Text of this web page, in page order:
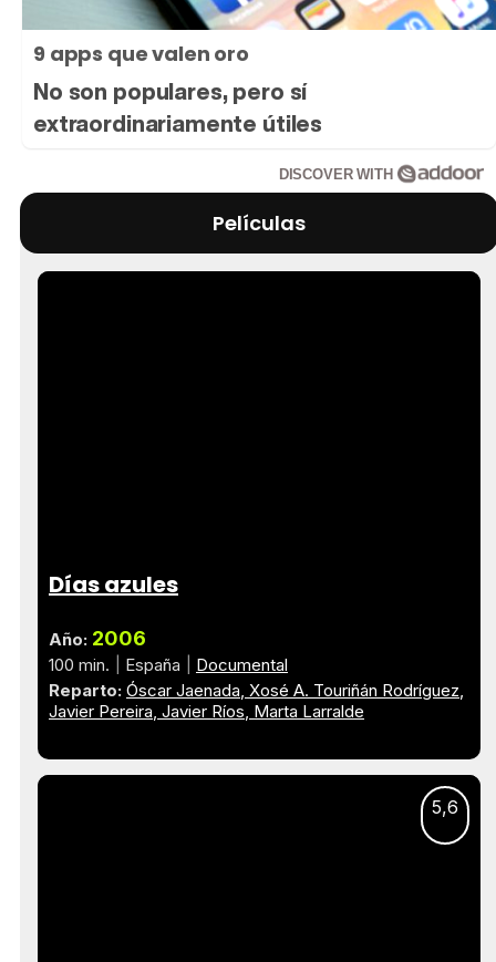
9 apps que valen oro
No son populares, pero sí
extraordinariamente útiles
DISCOVER WITH
Películas
Días azules
Año: 2006
100 min. España
Documental
Reparto: Óscar Jaenada Xosé A. Touriñán Rodríguez
Javier Pereira Javier Ríos Marta Larralde
5,6